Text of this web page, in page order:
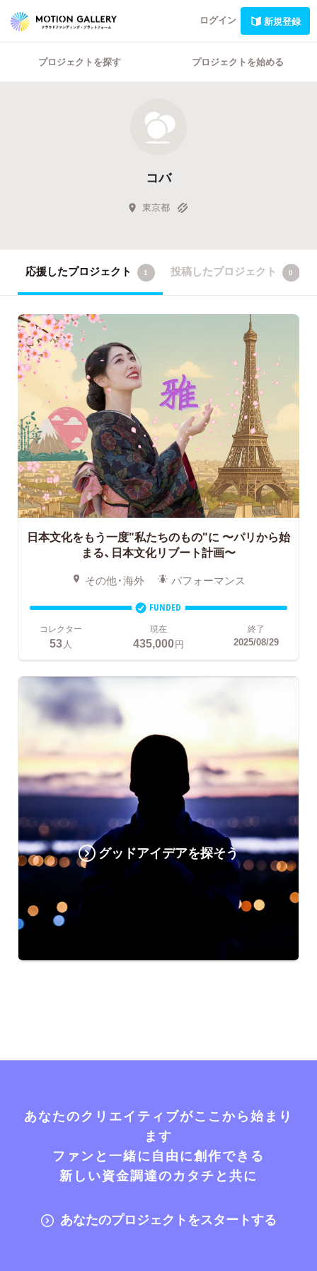
ログイン 新規登録
プロジェクトを探す プロジェクトを始める
コバ
東京都
応援したプロジェクト 1 投稿したプロジェクト 0
日本文化をもう一度"私たちのもの"に 〜パリから始
まる、日本文化リブート計画〜
その他・海外 パフォーマンス
FUNDED
コレクター
53 人
現在
435,000円
終了
2025/08/29
グッドアイデアを探そう
あなたのクリエイティブがここから始まり
ます
ファンと一緒に自由に創作できる
新しい資金調達のカタチと共に
あなたのプロジェクトをスタートする